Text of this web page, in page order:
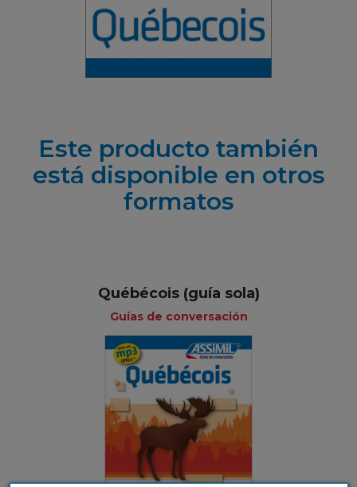
Este producto también
está disponible en otros
formatos
Québécois (guía sola)
Guías de conversación